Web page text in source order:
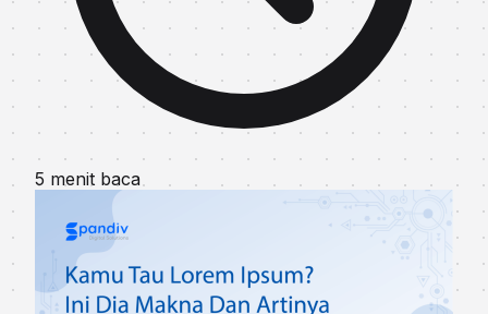
5 menit baca